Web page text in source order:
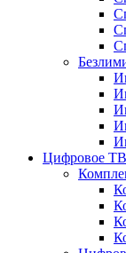
Цифровое ТВ